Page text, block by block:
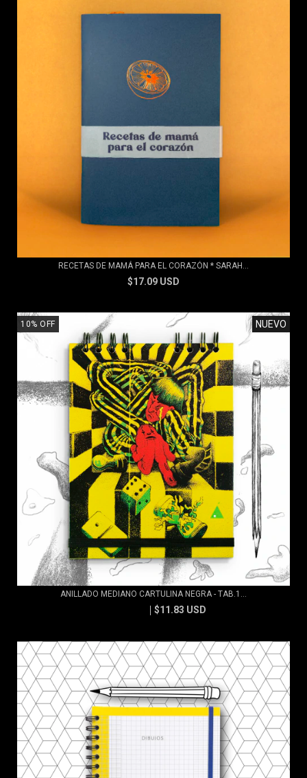
RECETAS DE MAMÁ PARA EL CORAZÓN * SARAH...
$17.09 USD
10% OFF NUEVO
ANILLADO MEDIANO CARTULINA NEGRA - TAB.1...
$11.83 USD